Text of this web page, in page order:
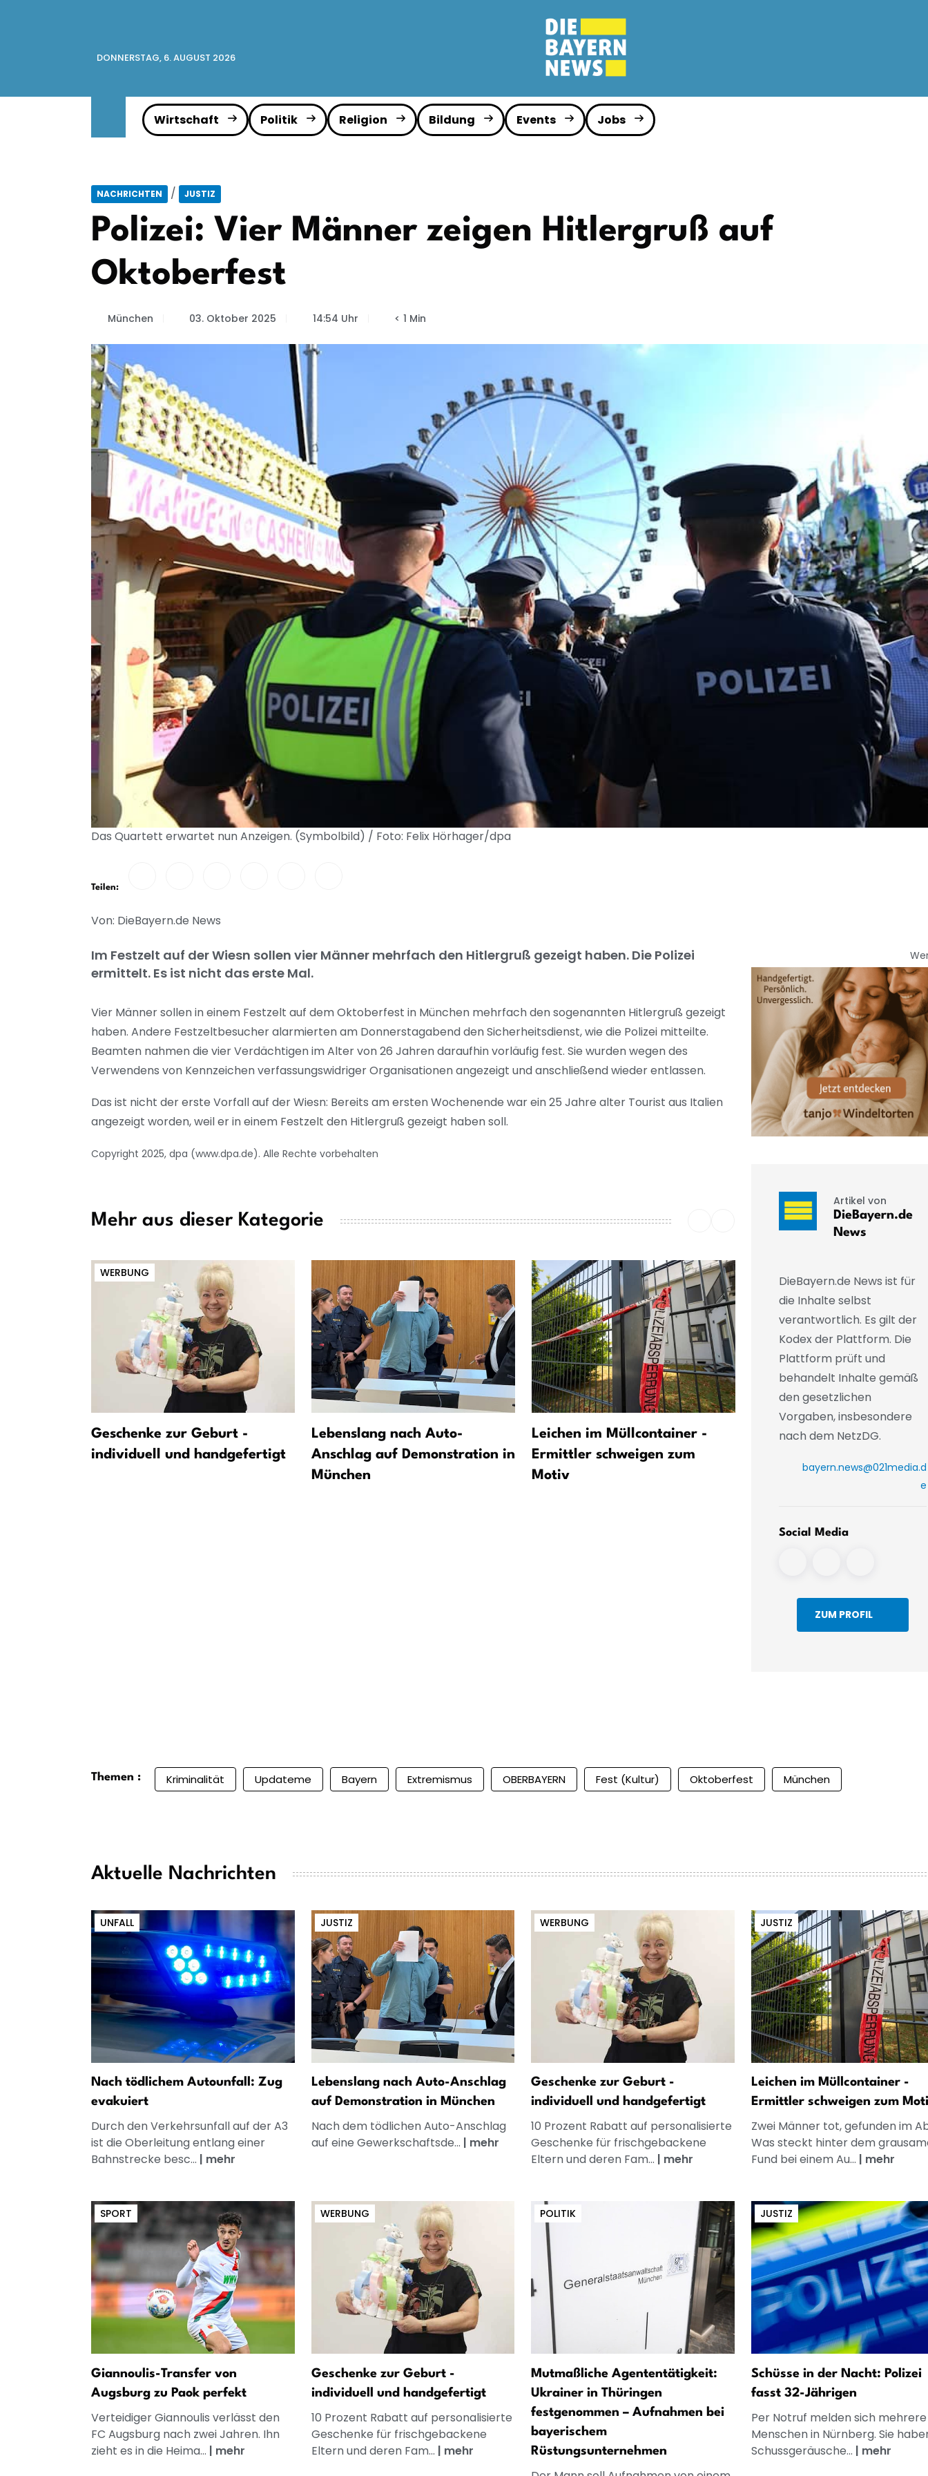
DONNERSTAG, 6. AUGUST 2026
Wirtschaft Politik Religion Bildung Events Jobs
NACHRICHTEN / JUSTIZ
Polizei: Vier Männer zeigen Hitlergruß auf
Oktoberfest
München 03. Oktober 2025 14:54 Uhr < 1 Min
Das Quartett erwartet nun Anzeigen. (Symbolbild) / Foto: Felix Hörhager/dpa
Teilen:
Von: DieBayern.de News
Im Festzelt auf der Wiesn sollen vier Männer mehrfach den Hitlergruß gezeigt haben. Die Polizei
ermittelt. Es ist nicht das erste Mal.
Vier Männer sollen in einem Festzelt auf dem Oktoberfest in München mehrfach den sogenannten Hitlergruß gezeigt
haben. Andere Festzeltbesucher alarmierten am Donnerstagabend den Sicherheitsdienst, wie die Polizei mitteilte.
Beamten nahmen die vier Verdächtigen im Alter von 26 Jahren daraufhin vorläufig fest. Sie wurden wegen des
Verwendens von Kennzeichen verfassungswidriger Organisationen angezeigt und anschließend wieder entlassen.
Das ist nicht der erste Vorfall auf der Wiesn: Bereits am ersten Wochenende war ein 25 Jahre alter Tourist aus Italien
angezeigt worden, weil er in einem Festzelt den Hitlergruß gezeigt haben soll.
Copyright 2025, dpa (www.dpa.de). Alle Rechte vorbehalten
Mehr aus dieser Kategorie
WERBUNG
Geschenke zur Geburt -
individuell und handgefertigt
Lebenslang nach Auto-
Anschlag auf Demonstration in
München
Leichen im Müllcontainer -
Ermittler schweigen zum
Motiv
Schüsse in der Nacht:
Artikel von
DieBayern.de
News
DieBayern.de News ist für
die Inhalte selbst
verantwortlich. Es gilt der
Kodex der Plattform. Die
Plattform prüft und
behandelt Inhalte gemäß
den gesetzlichen
Vorgaben, insbesondere
nach dem NetzDG.
bayern.news@021media.d
e
Social Media
ZUM PROFIL
Themen : Kriminalität Updateme Bayern Extremismus OBERBAYERN Fest (Kultur) Oktoberfest München
Aktuelle Nachrichten
UNFALL
Nach tödlichem Autounfall: Zug
evakuiert
Durch den Verkehrsunfall auf der A3
ist die Oberleitung entlang einer
Bahnstrecke besc... | mehr
JUSTIZ
Lebenslang nach Auto-Anschlag
auf Demonstration in München
Nach dem tödlichen Auto-Anschlag
auf eine Gewerkschaftsde... | mehr
WERBUNG
Geschenke zur Geburt -
individuell und handgefertigt
10 Prozent Rabatt auf personalisierte
Geschenke für frischgebackene
Eltern und deren Fam... | mehr
JUSTIZ
Leichen im Müllcontainer -
Ermittler schweigen zum
Zwei Männer tot, gefunden im
Was steckt hinter dem
Fund bei einem Au... | mehr
SPORT
Giannoulis-Transfer von
Augsburg zu Paok perfekt
Verteidiger Giannoulis verlässt den
FC Augsburg nach zwei Jahren. Ihn
zieht es in die Heima... | mehr
WERBUNG
Geschenke zur Geburt -
individuell und handgefertigt
10 Prozent Rabatt auf personalisierte
Geschenke für frischgebackene
Eltern und deren Fam... | mehr
POLITIK
Mutmaßliche Agententätigkeit:
Ukrainer in Thüringen
festgenommen – Aufnahmen bei
bayerischem
Rüstungsunternehmen
JUSTIZ
Schüsse in der Nacht: Polizei
fasst 32-Jährigen
Per Notruf melden sich mehrere
Menschen in Nürnberg. Sie
Schussgeräusche... | mehr